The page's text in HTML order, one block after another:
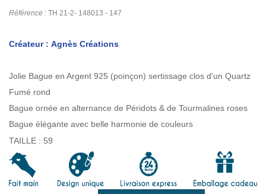
Référence : TH 21-2- 148013 - 147
Créateur : Agnès Créations
Jolie Bague en Argent 925 (poinçon) sertissage clos d'un Quartz
Fumé rond
Bague ornée en alternance de Péridots & de Tourmalines roses
Bague élégante avec belle harmonie de couleurs
TAILLE : 59